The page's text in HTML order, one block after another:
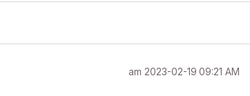
am ‎2023-02-19 09:21 AM